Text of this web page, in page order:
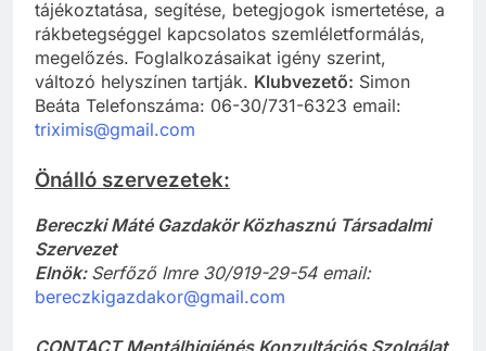
tájékoztatása, segítése, betegjogok ismertetése, a
rákbetegséggel kapcsolatos szemléletformálás,
megelőzés. Foglalkozásaikat igény szerint,
változó helyszínen tartják. Klubvezető: Simon
Beáta Telefonszáma: 06-30/731-6323 email:
triximis@gmail.com
Önálló szervezetek:
Bereczki Máté Gazdakör Közhasznú Társadalmi
Szervezet
Elnök: Serfőző Imre 30/919-29-54 email:
bereczkigazdakor@gmail.com
CONTACT Mentálhigiénés Konzultációs Szolgálat